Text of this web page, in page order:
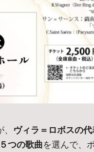
ヴィラ＝ロボスの
つの歌曲を選んで、